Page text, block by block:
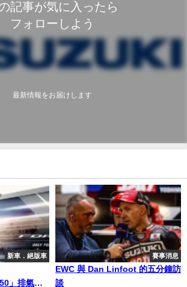
記事が気に入ったら
フォローしよう
最新情報をお届けします
新車．絕版車
」排氣量
賽事消息
EWC 與 Dan Linfoot 的五分鐘訪
談